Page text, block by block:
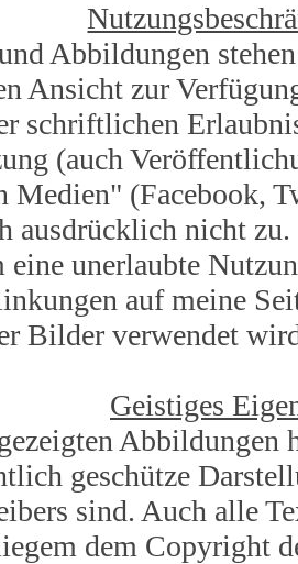
Abbildungen
Ansicht zur
schriftlichen
(auch
Medien" (Facebook,
ausdrücklich nicht
eine unerlaubte
auf meine
Bilder verwendet
Geistiges
Abbildungen
geschütze
sind. Auch alle
dem Copyright